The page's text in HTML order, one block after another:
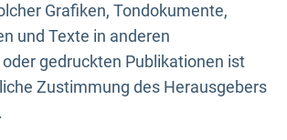
Grafiken, Tondokumente,
und Texte in anderen
gedruckten Publikationen ist
Zustimmung des Herausgebers